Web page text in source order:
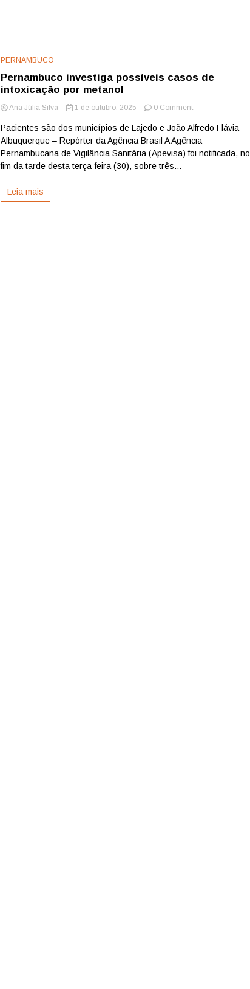
PERNAMBUCO
Pernambuco investiga possíveis casos de
intoxicação por metanol
Ana Júlia Silva 1 de outubro, 2025 0 Commenton
investiga
possíveis
casos
Pacientes são dos municípios de Lajedo e João Alfredo Flávia
Albuquerque – Repórter da Agência Brasil A Agência
Pernambucana de Vigilância Sanitária (Apevisa) foi notificada, no
fim da tarde desta terça-feira (30), sobre três...
Leia mais